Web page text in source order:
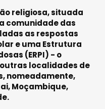
religiosa, situada
comunidade das
as respostas
e uma Estrutura
(ERPI) - o
localidades de
nomeadamente,
Moçambique,